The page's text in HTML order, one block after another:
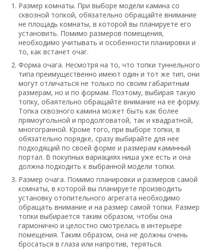
Размер комнаты. При выборе модели камина со
сквозной топкой, обязательно обращайте внимание
не площадь комнаты, в которой вы планируете его
установить. Помимо размеров помещения,
необходимо учитывать и особенности планировки и
то, как встанет очаг.
Форма очага. Несмотря на то, что топки туннельного
типа преимущественно имеют один и тот же тип, они
могут отличаться не только по своим габаритным
размерам, но и по формам. Поэтому, выбирая такую
топку, обаятельно обращайте внимание на ее форму.
Топка сквозного камина может быть как более
прямоугольной и продолговатой, так и квадратной,
многогранной. Кроме того, при выборе топки, в
обязательно порядке, сразу выбирайте для нее
подходящий по своей форме и размерам каминный
портал. В покупных вариациях ниша уже есть и она
должна подходить к выбранной модели топки.
Размер очага. Помимо планировки и размеров самой
комнаты, в которой вы планируете производить
установку отопительного агрегата необходимо
обращать внимание и на размер самой топки. Размер
топки выбирается таким образом, чтобы она
гармонично и целостно смотрелась в интерьере
помещения. Таким образом, она не должны очень
бросаться в глаза или напротив, теряться.